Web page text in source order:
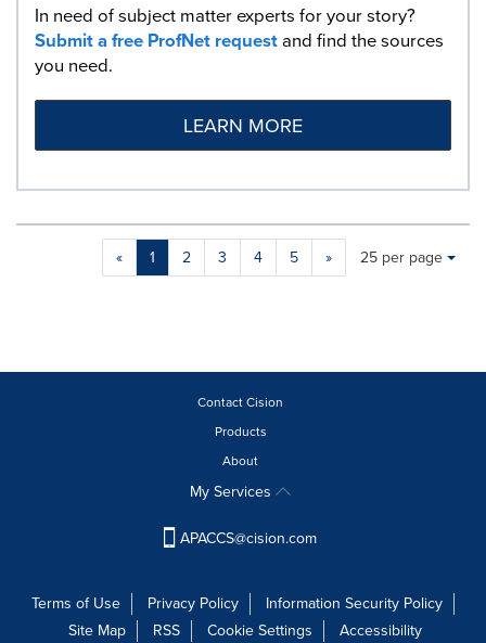
In need of subject matter experts for your story?
Submit a free ProfNet requestand find the sources
you need.
LEARN MORE
« 1 2 3 4 5 »
Making
will
will
as
Items per page:
25 per page
Contact Cision
Products
About
My Services
APACCS@cision.com
Terms of Use Privacy Policy
Information Security Policy
Site Map
RSS Cookie Settings Accessibility